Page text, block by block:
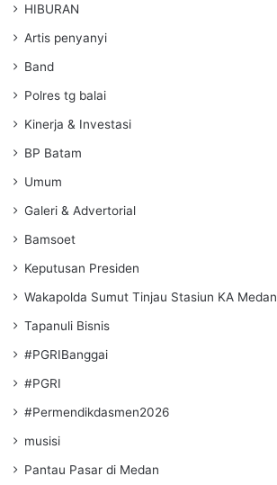
HIBURAN
Artis penyanyi
Band
Polres tg balai
Kinerja & Investasi
BP Batam
Umum
Galeri & Advertorial
Bamsoet
Keputusan Presiden
Wakapolda Sumut Tinjau Stasiun KA Medan
Tapanuli Bisnis
#PGRIBanggai
#PGRI
#Permendikdasmen2026
musisi
Pantau Pasar di Medan